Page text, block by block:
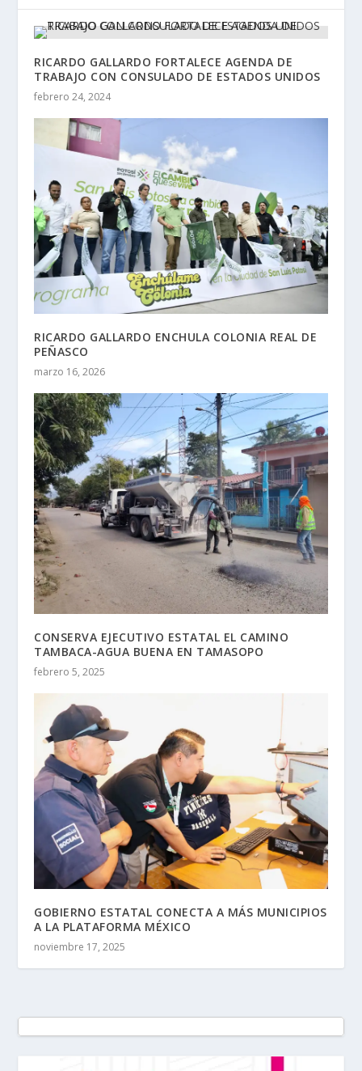
RICARDO GALLARDO FORTALECE AGENDA DE
TRABAJO CON CONSULADO DE ESTADOS UNIDOS
febrero 24, 2024
RICARDO GALLARDO ENCHULA COLONIA REAL DE
PEÑASCO
marzo 16, 2026
CONSERVA EJECUTIVO ESTATAL EL CAMINO
TAMBACA-AGUA BUENA EN TAMASOPO
febrero 5, 2025
GOBIERNO ESTATAL CONECTA A MÁS MUNICIPIOS
A LA PLATAFORMA MÉXICO
noviembre 17, 2025